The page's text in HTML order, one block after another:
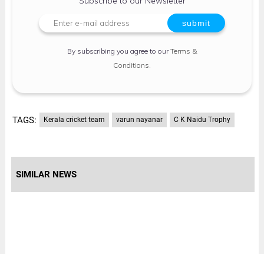
By subscribing you agree to ourTerms &
Conditions
TAGS: Kerala cricket team varun nayanar C K Naidu Trophy
SIMILAR NEWS